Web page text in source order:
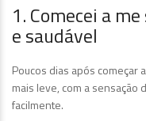
1. Comecei a
e saudável
Poucos dias após começar
mais leve, com a sensação
facilmente.